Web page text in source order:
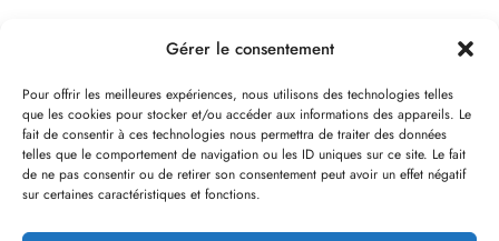
Gérer le consentement
Pour offrir les meilleures expériences, nous utilisons des technologies telles
que les cookies pour stocker et/ou accéder aux informations des appareils. Le
fait de consentir à ces technologies nous permettra de traiter des données
telles que le comportement de navigation ou les ID uniques sur ce site. Le fait
de ne pas consentir ou de retirer son consentement peut avoir un effet négatif
sur certaines caractéristiques et fonctions.
LE BOIS ROBIN
Le chalet Bois Robin bénéficie d’une situation